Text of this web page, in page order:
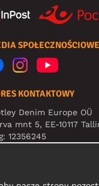
SPOŁECZNOŚCIOWE
KONTAKTOWY
Denim Europe OÜ
mnt 5, EE-10117
12356245